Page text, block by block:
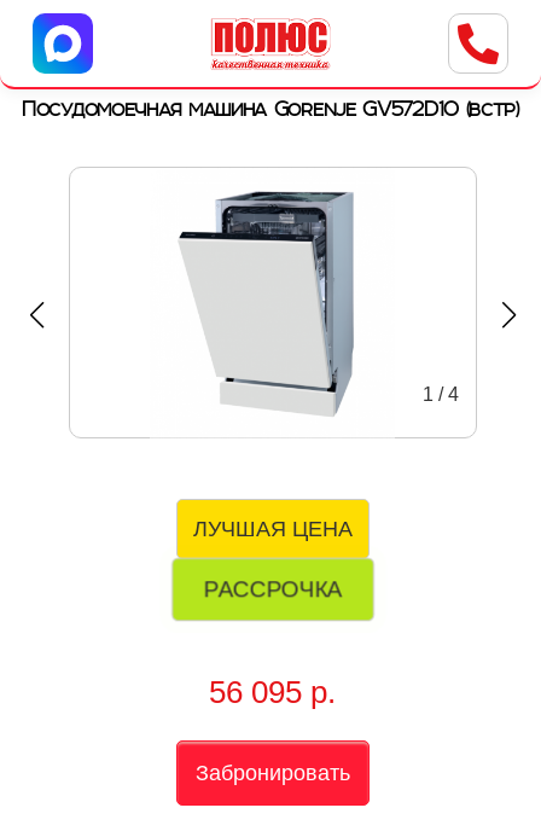
Центр бытовой техники
г. Ульяновск, ул. Пушкарева, 8a
Посудомоечная машина Gorenje GV572D10 (встр)
1 /4
ЛУЧШАЯ ЦЕНА
РАССРОЧКА
56 095 р.
Забронировать